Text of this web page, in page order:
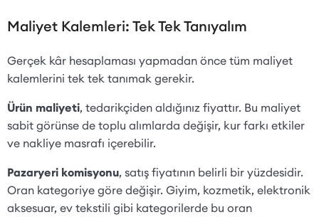
Maliyet Kalemleri: Tek Tek Tanıyalım
Gerçek kâr hesaplaması yapmadan önce tüm maliyet
kalemlerini tek tek tanımak gerekir.
Ürün maliyeti, tedarikçiden aldığınız fiyattır. Bu maliyet
sabit görünse de toplu alımlarda değişir, kur farkı etkiler
ve nakliye masrafı içerebilir.
Pazaryeri komisyonu, satış fiyatının belirli bir yüzdesidir.
Oran kategoriye göre değişir. Giyim, kozmetik, elektronik
aksesuar, ev tekstili gibi kategorilerde bu oran